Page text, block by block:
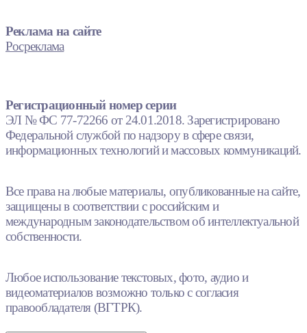
Реклама на сайте
Росреклама
Регистрационный номер серии
ЭЛ № ФС 77-72266 от 24.01.2018. Зарегистрировано
Федеральной службой по надзору в сфере связи,
информационных технологий и массовых коммуникаций.
Все права на любые материалы, опубликованные на сайте,
защищены в соответствии с российским и
международным законодательством об интеллектуальной
собственности.
Любое использование текстовых, фото, аудио и
видеоматериалов возможно только с согласия
правообладателя (ВГТРК).